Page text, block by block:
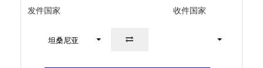
发件国家 收件国家
坦桑尼亚